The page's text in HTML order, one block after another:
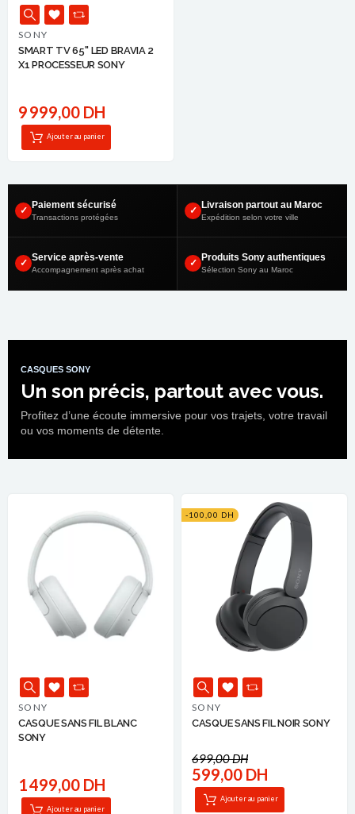
SONY
SMART TV 65'' LED BRAVIA 2
X1 PROCESSEUR SONY
9 999,00 DH
Ajouter au panier
✓ Paiement sécurisé
Transactions protégées
✓ Livraison partout au Maroc
Expédition selon votre ville
✓ Service après-vente
Accompagnement après achat
✓ Produits Sony authentiques
Sélection Sony au Maroc
CASQUES SONY
Un son précis, partout avec vous.
Profitez d’une écoute immersive pour vos trajets, votre travail
ou vos moments de détente.
SONY
CASQUE SANS FIL BLANC
SONY
1 499,00 DH
Ajouter au panier
-100,00 DH
SONY
CASQUE SANS FIL NOIR SONY
699,00 DH
599,00 DH
Ajouter au panier